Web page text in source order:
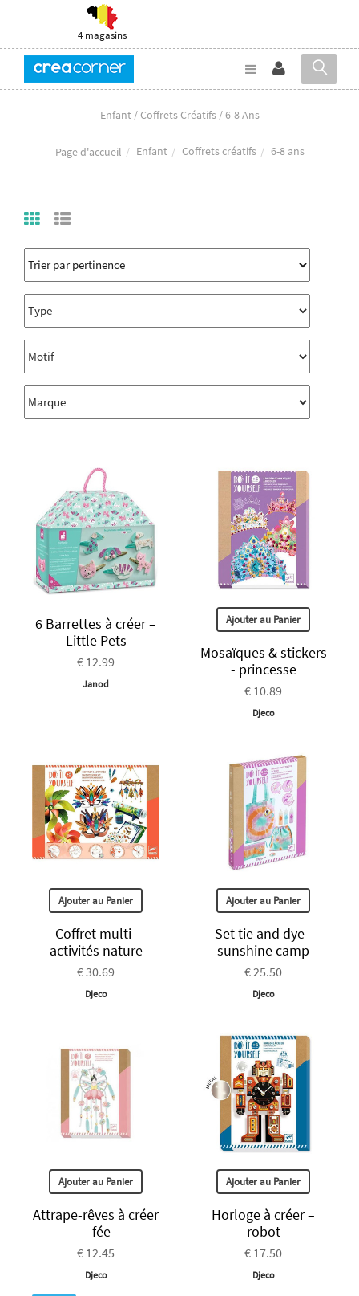
4 magasins
Enfant / Coffrets Créatifs / 6-8 Ans
Page d'accueil Enfant Coffrets créatifs 6-8 ans
6 Barrettes à créer –
Little Pets
€ 12.99
Janod
Ajouter au Panier
Mosaïques & stickers
- princesse
€ 10.89
Djeco
Ajouter au Panier
Coffret multi-
activités nature
€ 30.69
Djeco
Ajouter au Panier
Set tie and dye -
sunshine camp
€ 25.50
Djeco
Ajouter au Panier
Attrape-rêves à créer
– fée
€ 12.45
Djeco
Ajouter au Panier
Horloge à créer –
robot
€ 17.50
Djeco